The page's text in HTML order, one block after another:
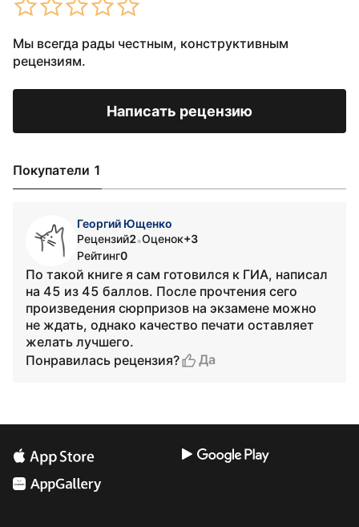
Мы всегда рады честным, конструктивным
рецензиям.
Написать рецензию
Покупатели 1
Георгий Ющенко
Рецензий2•Оценок+3
Рейтинг0
По такой книге я сам готовился к ГИА, написал
на 45 из 45 баллов. После прочтения сего
произведения сюрпризов на экзамене можно
не ждать, однако качество печати оставляет
желать лучшего.
Понравилась рецензия?
Да